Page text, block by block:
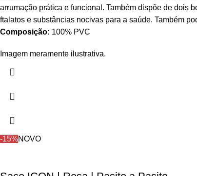
arrumação prática e funcional. Também dispõe de dois
ftalatos e substâncias nocivas para a saúde. Também
Composição: 100% PVC
Imagem meramente ilustrativa.
-15%NOVO